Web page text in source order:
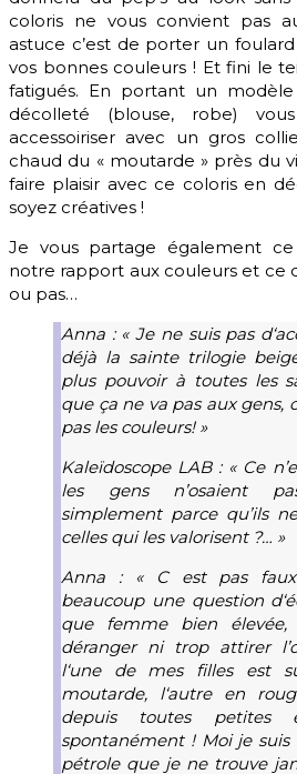
coloris ne vous convient pas
astuce c’est de porter un
vos bonnes couleurs ! Et fini le
fatigués. En portant un
décolleté (blouse, robe)
accessoiriser avec un gros
chaud du « moutarde » près du
faire plaisir avec ce coloris en
soyez créatives !
Je vous partage également
notre rapport aux couleurs et ce
ou pas…
Anna : « Je ne suis pas
déjà la sainte trilogie
plus pouvoir à toutes les
que ça ne va pas aux gens,
pas les couleurs! »
Kaleïdoscope LAB : « Ce
les gens n’osaient
simplement parce qu’ils
celles qui les valorisent ?… »
Anna : « C est pas
beaucoup une question
que femme bien
déranger ni trop attirer
l‘une de mes filles est
moutarde, l‘autre en
depuis toutes petites
spontanément ! Moi je
pétrole que je ne trouve